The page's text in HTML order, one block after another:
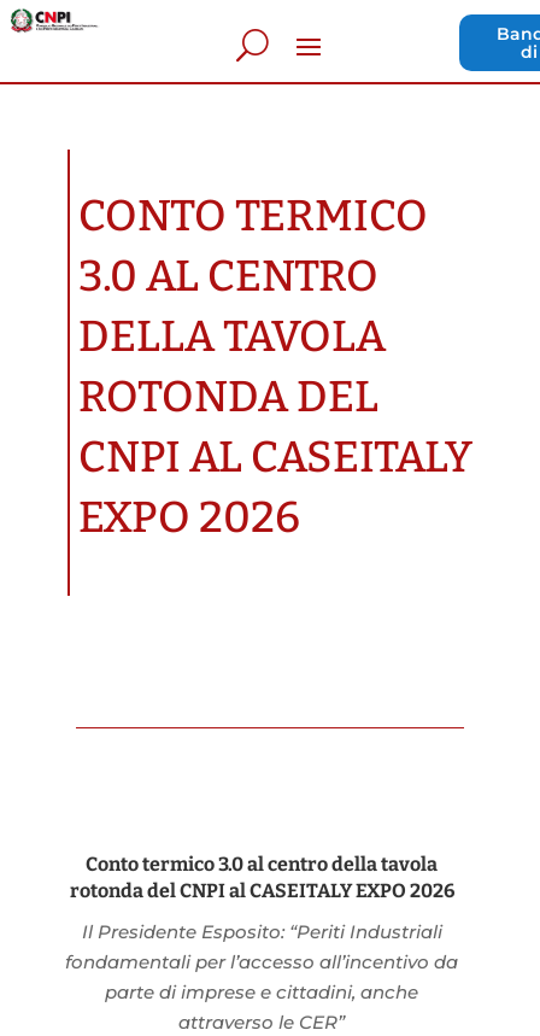
CONTO TERMICO
3.0 AL CENTRO
DELLA TAVOLA
ROTONDA DEL
CNPI AL CASEITALY
EXPO 2026
Conto termico 3.0 al centro della tavola
rotonda del CNPI al CASEITALY EXPO 2026
Il Presidente Esposito: “Periti Industriali
fondamentali per l’accesso all’incentivo da
parte di imprese e cittadini, anche
attraverso le CER”